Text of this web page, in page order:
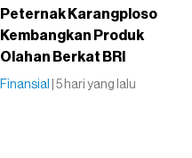
Peternak Karangploso
Kembangkan Produk
Olahan Berkat BRI
Finansial | 5 hari yang lalu